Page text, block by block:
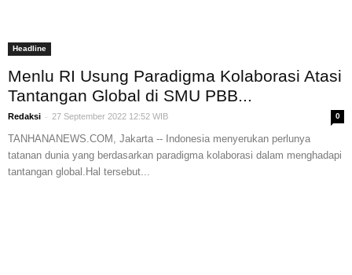
Headline
Menlu RI Usung Paradigma Kolaborasi Atasi
Tantangan Global di SMU PBB...
Redaksi - 27 September 2022 12:52 WIB 0
TANHANANEWS.COM, Jakarta -- Indonesia menyerukan perlunya
tatanan dunia yang berdasarkan paradigma kolaborasi dalam menghadapi
tantangan global.Hal tersebut...